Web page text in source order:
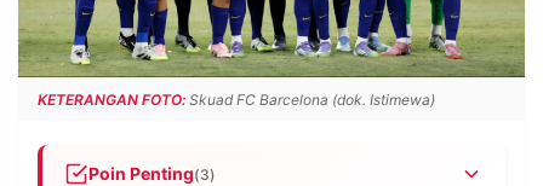
INFORMASI
IKLAN
KIRIM
TULISAN
PENGADUAN TERM
OF
KETERANGAN FOTO: Skuad FC Barcelona (dok. Istimewa)
Poin Penting(3)